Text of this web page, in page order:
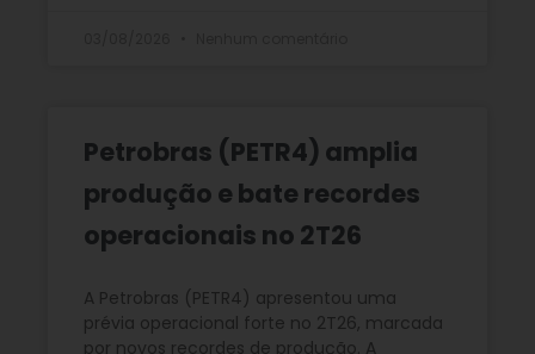
Petrobras (PETR4) amplia
produção e bate recordes
operacionais no 2T26
A Petrobras (PETR4) apresentou uma
prévia operacional forte no 2T26, marcada
por novos recordes de produção. A